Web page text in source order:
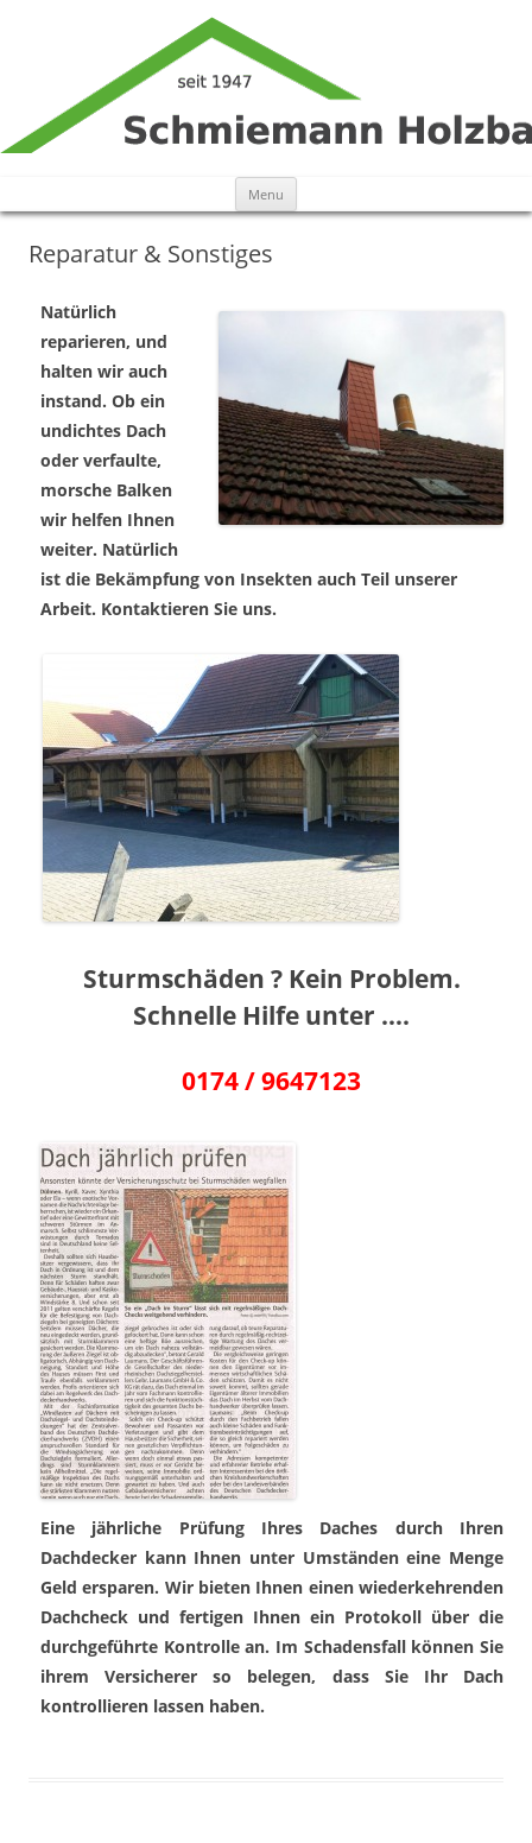
Menu
Reparatur & Sonstiges
Natürlich
reparieren, und
halten wir auch
instand. Ob ein
undichtes Dach
oder verfaulte,
morsche Balken
wir helfen Ihnen
weiter. Natürlich
ist die Bekämpfung von Insekten auch Teil unserer
Arbeit. Kontaktieren Sie uns.
Sturmschäden ? Kein Problem.
Schnelle Hilfe unter ….
0174 / 9647123
Eine jährliche Prüfung Ihres Daches durch Ihren
Dachdecker kann Ihnen unter Umständen eine Menge
Geld ersparen. Wir bieten Ihnen einen wiederkehrenden
Dachcheck und fertigen Ihnen ein Protokoll über die
durchgeführte Kontrolle an. Im Schadensfall können Sie
ihrem Versicherer so belegen, dass Sie Ihr Dach
kontrollieren lassen haben.